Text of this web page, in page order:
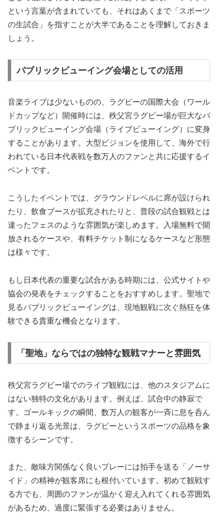
という言葉が含まれていても、それはあくまで「スポーツ
の生試合」を指すことが大半であることを理解しておきま
しょう。
パブリックビューイング会場としての活用
音楽ライブは少ないものの、ラグビーの国際大会（ワール
ドカップなど）開催時には、秩父宮ラグビー場が巨大なパ
ブリックビューイング会場（ライブビューイング）に変身
することがあります。大型ビジョンを使用して、海外で行
われている日本代表戦を数万人のファンと共に応援するイ
ベントです。
こうしたイベントでは、グラウンドレベルに席が設けられ
たり、飲食ブースが拡充されたりと、普段の試合観戦とは
違ったフェスのような雰囲気が楽しめます。入場無料で開
放されるケースや、有料チケット制になるケースなど形態
は様々です。
もし日本代表の重要な試合がある時期には、公式サイトや
協会の発表をチェックすることをおすすめします。聖地で
見るパブリックビューイングは、現地観戦に次ぐ熱狂を体
験できる貴重な機会となります。
「聖地」ならではの独特な観戦マナーと雰囲気
秩父宮ラグビー場でのライブ観戦には、他のスタジアムに
はない独特の文化があります。例えば、試合中の静寂で
す。ゴールキックの瞬間、数万人の観客が一斉に息を呑ん
で静まり返る光景は、ラグビーというスポーツの品格を象
徴するシーンです。
また、敵味方関係なく良いプレーには拍手を送る「ノーサ
イド」の精神が観客席にも根付いています。初めて観戦す
る方でも、周囲のファンが温かく迎え入れてくれる雰囲気
があるため、過度に緊張する必要はありません。